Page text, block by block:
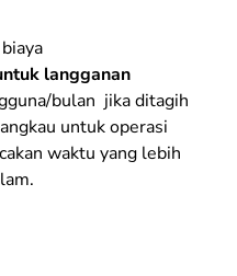
langganan
bulan jika ditagih
untuk operasi
waktu yang lebih